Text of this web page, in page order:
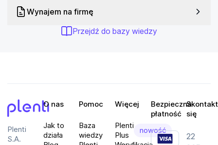
Wynajem na firmę
Przejdź do bazy wiedzy
Plenti
S.A.
O nas
Jak to
działa
Pomoc
Baza
wiedzy
Więcej
Plenti
Plus
nowość
Bezpieczna
płatność
się
22